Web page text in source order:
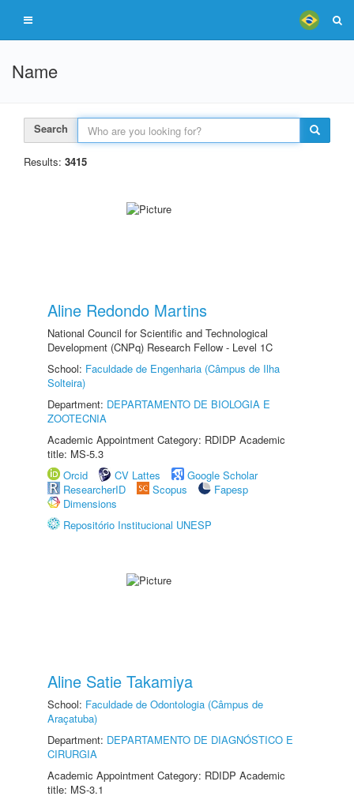
Name
Search
Results: 3415
Aline Redondo Martins
National Council for Scientific and Technological
Development (CNPq) Research Fellow - Level 1C
School: Faculdade de Engenharia (Câmpus de Ilha
Solteira)
Department: DEPARTAMENTO DE BIOLOGIA E
ZOOTECNIA
Academic Appointment Category: RDIDP Academic
title: MS-5.3
Orcid
CV Lattes
Google Scholar
ResearcherID
Scopus
Fapesp
Dimensions
Repositório Institucional UNESP
Aline Satie Takamiya
School: Faculdade de Odontologia (Câmpus de
Araçatuba)
Department: DEPARTAMENTO DE DIAGNÓSTICO E
CIRURGIA
Academic Appointment Category: RDIDP Academic
title: MS-3.1